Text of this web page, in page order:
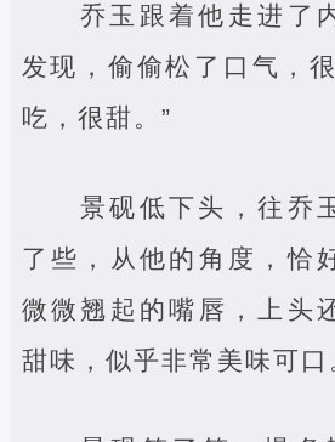
乔玉跟着他走进了
发现，偷偷松了口气，
吃，很甜。”
景砚低下头，往乔
了些，从他的角度，恰
微微翘起的嘴唇，上头
甜味，似乎非常美味可口